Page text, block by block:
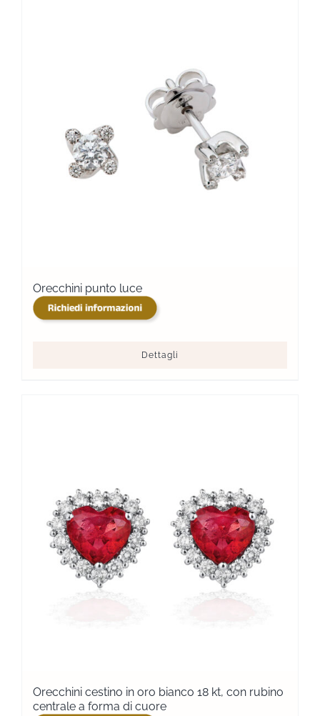
Orecchini punto luce
Dettagli
Orecchini cestino in oro bianco 18 kt, con rubino
centrale a forma di cuore